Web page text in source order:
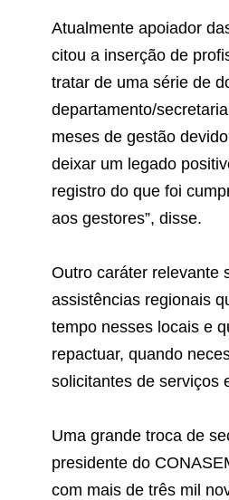
Atualmente apoiador
citou a inserção de
tratar de uma série de
departamento/
meses de gestão
deixar um legado
registro do que foi
aos gestores”, disse.
Outro caráter relevante
assistências regionais
tempo nesses locais e
repactuar, quando
solicitantes de serviços
Uma grande troca de
presidente do
com mais de três mil